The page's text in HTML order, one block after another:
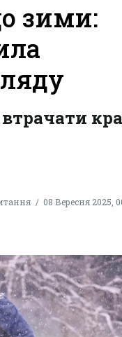
зими:
08 Вересня 2025,